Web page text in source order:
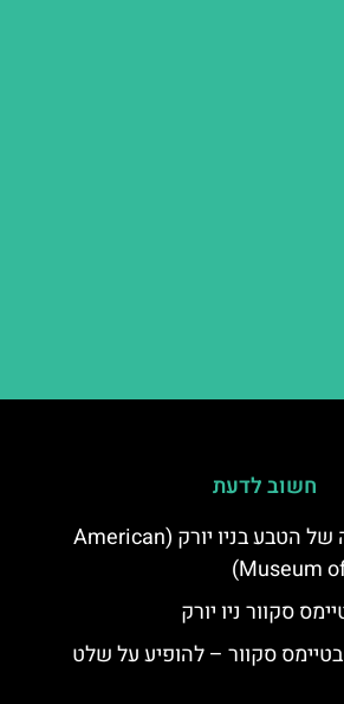
חשוב לדעת
מוזיאון ההיסטוריה של הטבע בניו יורק (American
Museum
סקוור ניו יורק
סקוור – להופיע על שלט